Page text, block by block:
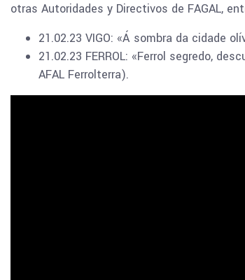
otras Autoridades y Directivos de FAGAL,
21.02.23 VIGO: «Á sombra da cidade
21.02.23 FERROL: «Ferrol segredo,
AFAL Ferrolterra).